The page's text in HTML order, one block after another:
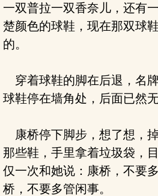
一双普拉一双香奈儿，还有
楚颜色的球鞋，现在那双球
的。
穿着球鞋的脚在后退，名
球鞋停在墙角处，后面已然无
康桥停下脚步，想了想，
那些鞋，手里拿着垃圾袋，
仅一次和她说：康桥，不要
桥，不要多管闲事。